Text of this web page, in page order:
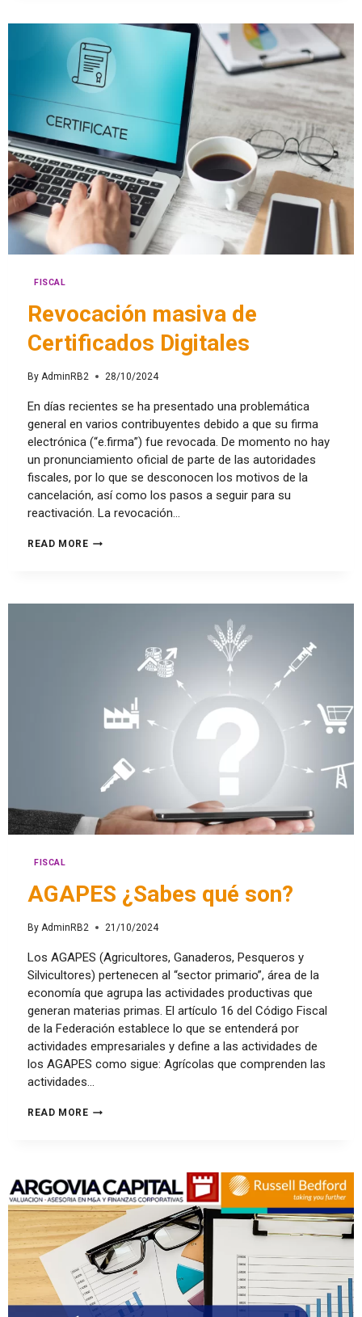
FISCAL
Revocación masiva de
Certificados Digitales
By AdminRB2 28/10/2024
En días recientes se ha presentado una problemática
general en varios contribuyentes debido a que su firma
electrónica (“e.firma”) fue revocada. De momento no hay
un pronunciamiento oficial de parte de las autoridades
fiscales, por lo que se desconocen los motivos de la
cancelación, así como los pasos a seguir para su
reactivación. La revocación…
READ MORE
FISCAL
AGAPES ¿Sabes qué son?
By AdminRB2 21/10/2024
Los AGAPES (Agricultores, Ganaderos, Pesqueros y
Silvicultores) pertenecen al “sector primario”, área de la
economía que agrupa las actividades productivas que
generan materias primas. El artículo 16 del Código Fiscal
de la Federación establece lo que se entenderá por
actividades empresariales y define a las actividades de
los AGAPES como sigue: Agrícolas que comprenden las
actividades…
READ MORE